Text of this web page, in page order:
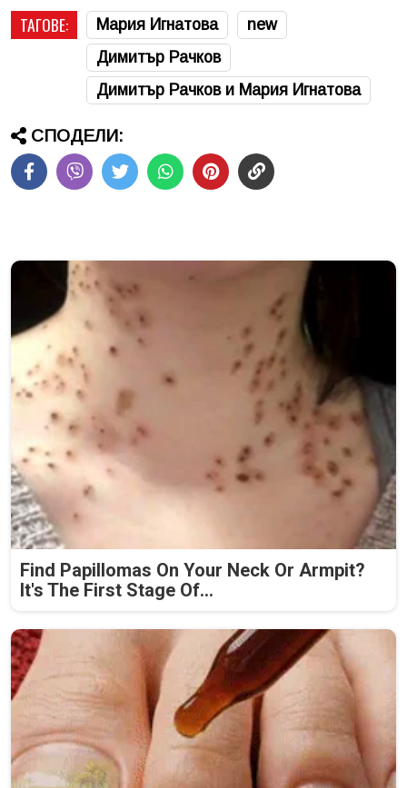
ТАГОВЕ: Мария Игнатова
new
Димитър Рачков
Димитър Рачков и Мария Игнатова
СПОДЕЛИ:
Find Papillomas On Your Neck Or Armpit?
It's The First Stage Of...